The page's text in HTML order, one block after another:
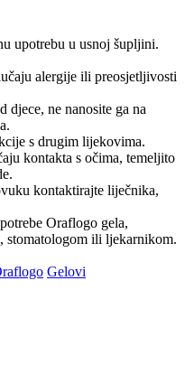
upotrebu u usnoj šupljini.
alergije ili preosjetljivosti
ne nanosite ga na
s drugim lijekovima.
kontakta s očima, temeljito
kontaktirajte liječnika,
Oraflogo gela,
stomatologom ili ljekarnikom.
Gelovi